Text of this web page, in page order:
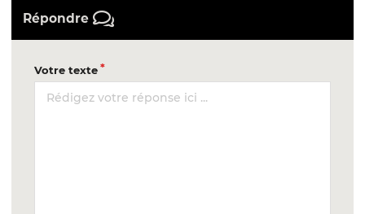
Répondre
Votre texte